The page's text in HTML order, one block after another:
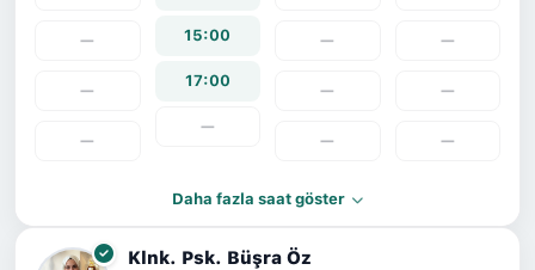
—
—
—
15:00
17:00
—
—
—
—
—
—
—
Daha fazla saat göster
Klnk. Psk. Büşra Öz